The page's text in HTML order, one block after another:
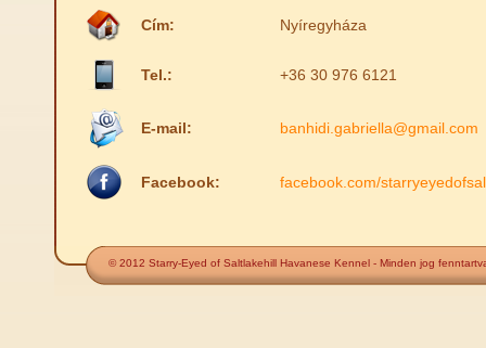
Cím: Nyíregyháza
Tel.: +36 30 976 6121
E-mail: banhidi.gabriella@gmail.com
Facebook: facebook.com/
© 2012 Starry-Eyed of Saltlakehill Havanese Kennel - Minden jog